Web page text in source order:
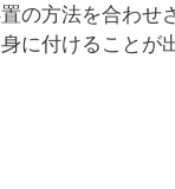
の方法を合わせ
に付けることが